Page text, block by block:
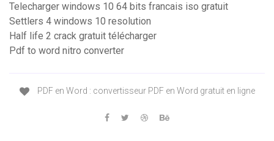
Telecharger windows 10 64 bits francais iso gratuit
Settlers 4 windows 10 resolution
Half life 2 crack gratuit télécharger
Pdf to word nitro converter
PDF en Word : convertisseur PDF en Word gratuit en ligne